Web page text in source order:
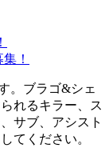
！
。ブラゴ&シェ
れるキラー、ス
サブ、アシスト
てください。